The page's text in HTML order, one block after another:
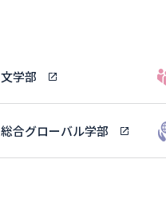
文学部
総合グローバル学部